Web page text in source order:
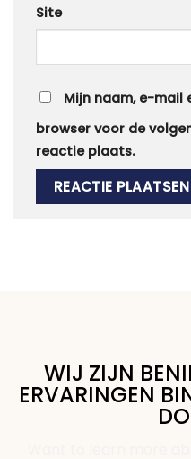
Site
Mijn naam, e-mail
browser voor de
reactie plaats.
WIJ ZIJN
ERVARINGEN